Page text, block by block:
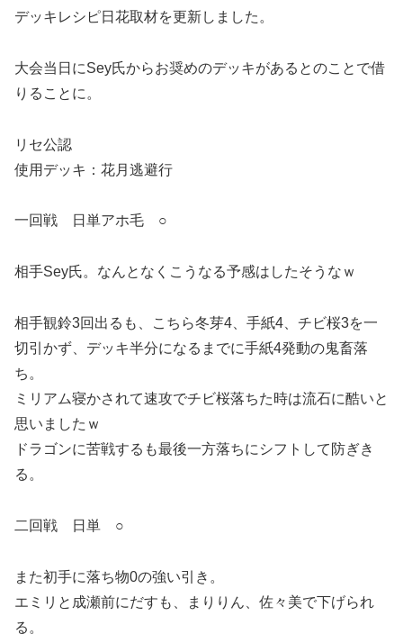
デッキレシピ日花取材を更新しました。
大会当日にSey氏からお奨めのデッキがあるとのことで借
りることに。
リセ公認
使用デッキ：花月逃避行
一回戦 日単アホ毛 ○
相手Sey氏。なんとなくこうなる予感はしたそうなｗ
相手観鈴3回出るも、こちら冬芽4、手紙4、チビ桜3を一
切引かず、デッキ半分になるまでに手紙4発動の鬼畜落
ち。
ミリアム寝かされて速攻でチビ桜落ちた時は流石に酷いと
思いましたｗ
ドラゴンに苦戦するも最後一方落ちにシフトして防ぎき
る。
二回戦 日単 ○
また初手に落ち物0の強い引き。
エミリと成瀬前にだすも、まりりん、佐々美で下げられ
る。